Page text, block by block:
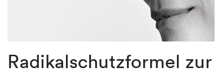
Radikalschutzformel zur